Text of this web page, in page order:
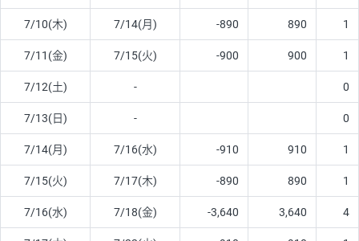
7/10(木) 7/14(月) -890 890 1
7/11(金) 7/15(火) -900 900 1
7/12(土) - 0
7/13(日) - 0
7/14(月) 7/16(水) -910 910 1
7/15(火) 7/17(木) -890 890 1
7/16(水) 7/18(金) -3,640 3,640 4